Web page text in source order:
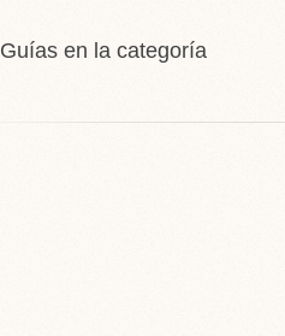
Guías en la categoría